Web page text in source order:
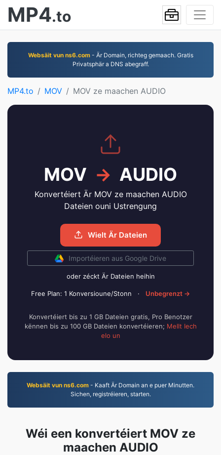
MP4.to
Websäit vun ns6.com- Är Domain, richteg gemaach. Gratis
Privatsphär a DNS abegraff.
MP4.to MOV MOV ze maachen AUDIO
MOV → AUDIO
Konvertéiert Är MOV ze maachen AUDIO
Dateien ouni Ustrengung
Wielt Är Dateien
Importéieren aus Google Drive
oder zéckt Är Dateien heihin
Free Plan: 1 Konversioune/Stonn · Unbegrenzt →
Konvertéiert bis zu 1 GB Dateien gratis, Pro Benotzer
kënnen bis zu 100 GB Dateien konvertéieren; Mellt Iech
elo un
Websäit vun ns6.com - Kaaft Är Domain an e puer Minutten.
Sichen, registréieren, starten.
Wéi een konvertéiert MOV ze
maachen AUDIO